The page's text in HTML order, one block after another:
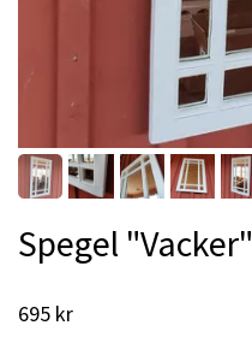
Spegel "Vacker"
695 kr